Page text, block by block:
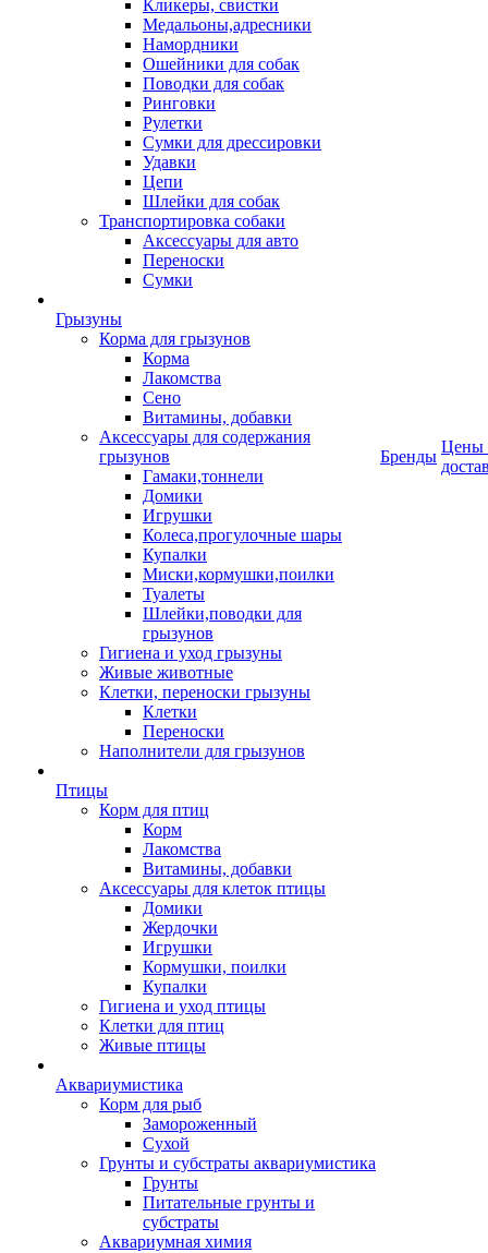
Кликеры, свистки
Медальоны,адресники
Намордники
Ошейники для собак
Поводки для собак
Ринговки
Рулетки
Сумки для дрессировки
Удавки
Цепи
Шлейки для собак
Транспортировка собаки
Аксессуары для авто
Переноски
Сумки
Грызуны
Корма для грызунов
Корма
Лакомства
Сено
Витамины, добавки
Аксессуары для содержания
грызунов
Гамаки,тоннели
Домики
Игрушки
Колеса,прогулочные шары
Купалки
Миски,кормушки,поилки
Туалеты
Шлейки,поводки для
грызунов
Гигиена и уход грызуны
Живые животные
Клетки, переноски грызуны
Клетки
Переноски
Наполнители для грызунов
Птицы
Корм для птиц
Корм
Лакомства
Витамины, добавки
Аксессуары для клеток птицы
Домики
Жердочки
Игрушки
Кормушки, поилки
Купалки
Гигиена и уход птицы
Клетки для птиц
Живые птицы
Аквариумистика
Корм для рыб
Замороженный
Сухой
Грунты и субстраты аквариумистика
Грунты
Питательные грунты и
субстраты
Аквариумная химия
Бренды
Цены